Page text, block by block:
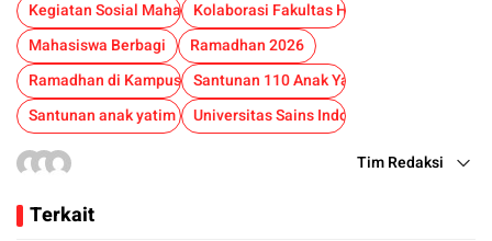
Kegiatan Sosial MahasiswaKolaborasi Fakultas Hukum dan Psikologi
Mahasiswa Berbagi
Ramadhan 2026
Ramadhan di Kampus Santunan 110 Anak Yatim
Santunan anak yatim
Universitas Sains Indonesia
Tim Redaksi
Terkait